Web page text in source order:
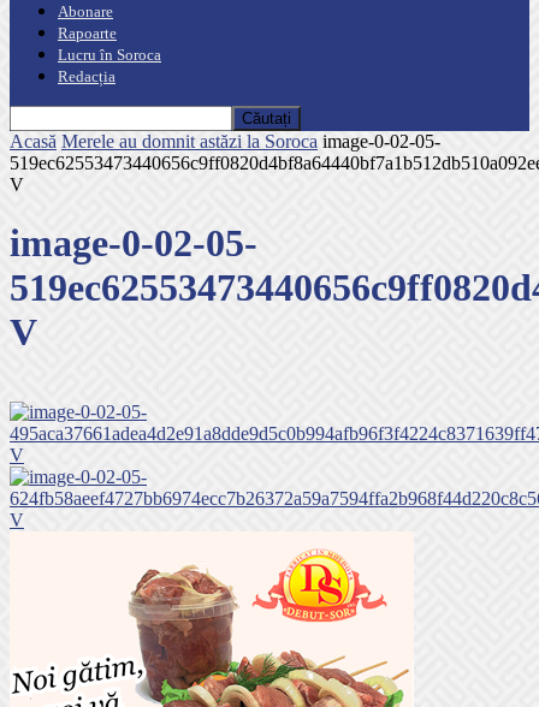
Abonare
Rapoarte
Lucru în Soroca
Redacția
Acasă Merele au domnit astăzi la Soroca image-0-02-05-
V
image-0-02-05-
V